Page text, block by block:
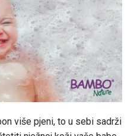
više pjeni, to u sebi sadrži